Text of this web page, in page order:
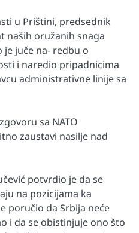
u Prištini, predsednik
naših oružanih snaga
je juče na- redbu o
i naredio pripadnicima
administrativne linije sa
sa NATO
zaustavi nasilje nad
potvrdio je da se
na pozicijama ka
poručio da Srbija neće
i da se obistinjuje ono što